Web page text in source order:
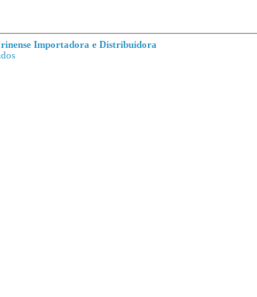
Importadora e Distribuidora
os Direitos